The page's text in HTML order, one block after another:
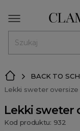
BACK TO
Lekki sweter
Lekki sweter
Kod produktu: 932